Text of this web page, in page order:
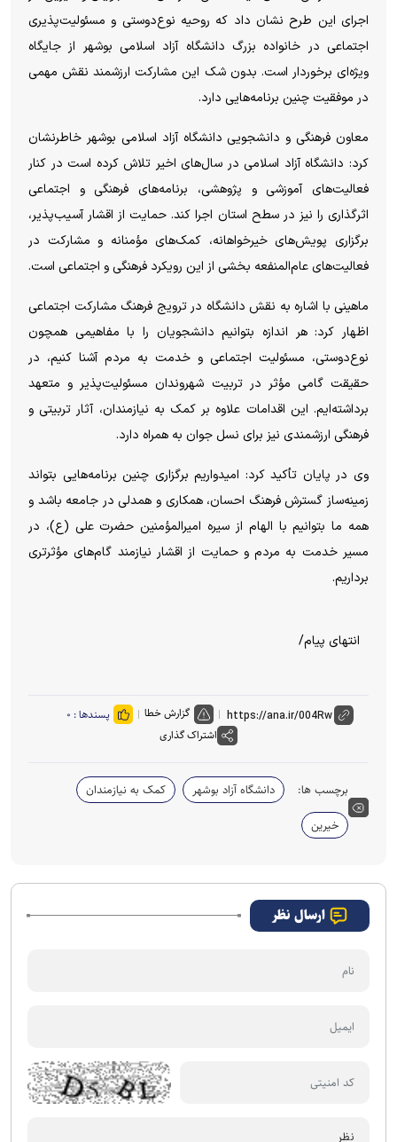
اجرای این طرح نشان داد که روحیه نوع‌دوستی و مسئولیت‌پذیری
اجتماعی در خانواده بزرگ دانشگاه آزاد اسلامی بوشهر از جایگاه
ویژه‌ای برخوردار است. بدون شک این مشارکت ارزشمند نقش مهمی
در موفقیت چنین برنامه‌هایی دارد.
معاون فرهنگی و دانشجویی دانشگاه آزاد اسلامی بوشهر خاطرنشان
کرد: دانشگاه آزاد اسلامی در سال‌های اخیر تلاش کرده است در کنار
فعالیت‌های آموزشی و پژوهشی، برنامه‌های فرهنگی و اجتماعی
اثرگذاری را نیز در سطح استان اجرا کند. حمایت از اقشار آسیب‌پذیر،
برگزاری پویش‌های خیرخواهانه، کمک‌های مؤمنانه و مشارکت در
فعالیت‌های عام‌المنفعه بخشی از این رویکرد فرهنگی و اجتماعی است.
ماهینی با اشاره به نقش دانشگاه در ترویج فرهنگ مشارکت اجتماعی
اظهار کرد: هر اندازه بتوانیم دانشجویان را با مفاهیمی همچون
نوع‌دوستی، مسئولیت اجتماعی و خدمت به مردم آشنا کنیم، در
حقیقت گامی مؤثر در تربیت شهروندان مسئولیت‌پذیر و متعهد
برداشته‌ایم. این اقدامات علاوه بر کمک به نیازمندان، آثار تربیتی و
فرهنگی ارزشمندی نیز برای نسل جوان به همراه دارد.
وی در پایان تأکید کرد: امیدواریم برگزاری چنین برنامه‌هایی بتواند
زمینه‌ساز گسترش فرهنگ احسان، همکاری و همدلی در جامعه باشد و
همه ما بتوانیم با الهام از سیره امیرالمؤمنین حضرت علی (ع)، در
مسیر خدمت به مردم و حمایت از اقشار نیازمند گام‌های مؤثرتری
برداریم.
انتهای پیام/
گزارش خطا پسندها : ۰
اشتراک گذاری
برچسب ها: دانشگاه آزاد بوشهر
کمک به نیازمندان
خیرین
ارسال نظر